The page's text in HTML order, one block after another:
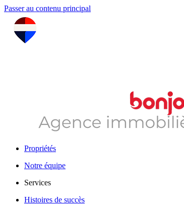
Passer au contenu principal
Propriétés
Notre équipe
Services
Histoires de succès